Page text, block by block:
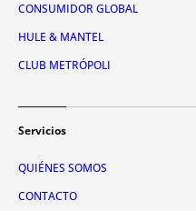
CONSUMIDOR GLOBAL
HULE & MANTEL
CLUB METRÓPOLI
Servicios
QUIÉNES SOMOS
CONTACTO